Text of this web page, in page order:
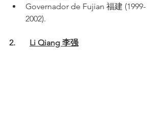
Governador de Fujian 福建 (1999-
2002).
Li Qiang 李强